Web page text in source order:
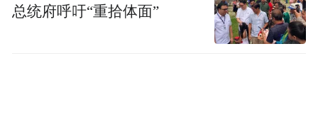
总统府呼吁“重拾体面”